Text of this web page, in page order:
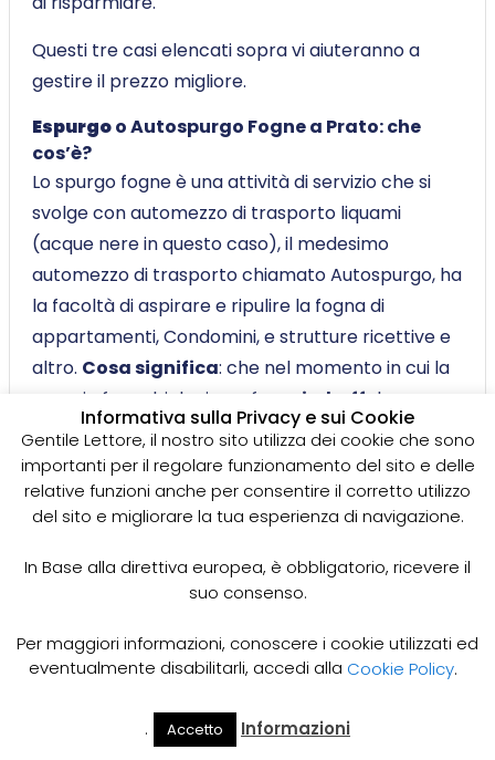
Questi tre casi elencati sopra vi aiuteranno a
gestire il prezzo migliore.
Espurgoo Autospurgo Fogne a Prato: che
cos’è?
Lo spurgo fogne è una attività di servizio che si
svolge con automezzo di trasporto liquami
(acque nere in questo caso), il medesimo
automezzo di trasporto chiamato Autospurgo, ha
la facoltà di aspirare e ripulire la fogna di
appartamenti, Condomini, e strutture ricettive e
altro. Cosa significa: che nel momento in cui la
propria fossa biologica o fossa imhoff deve
essere svuotata, si richiede l’intervento anche
immediato di una ditta di Autospurghi Fognature.
Perché:nei casi si trascuri questo particolare, le
funzionalità, della propria abitazione vengono a
di scarico del rubinetto o del wc e comunque di
bloccherebbero senza rimedio.
Trova ditte e imprese per
Cerca Il Mio
Informativa sulla Privacy e sui Cookie
Gentile Lettore, il nostro sito utilizza dei cookie che sono
importanti per il regolare funzionamento del sito e delle
relative funzioni anche per consentire il corretto utilizzo
del sito e migliorare la tua esperienza di navigazione.
In Base alla direttiva europea, è obbligatorio, ricevere il
suo consenso.
Per maggiori informazioni, conoscere i cookie utilizzati ed
eventualmente disabilitarli, accedi alla Cookie Policy.
. Accetto Informazioni